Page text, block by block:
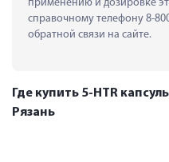
применению и дозировке
справочному телефону 8-
обратной связи на сайте.
Где купить 5-HTR
Рязань